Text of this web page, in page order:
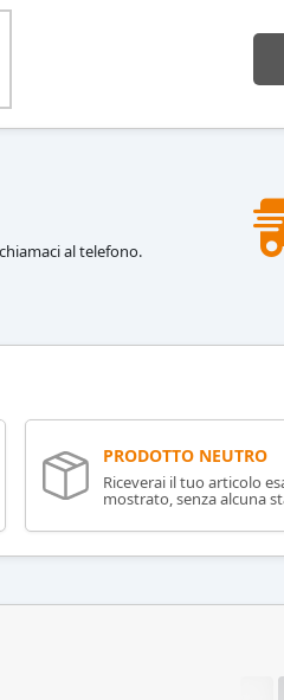
al telefono.
PRODOTTO NEUTRO
Riceverai il tuo articolo
mostrato, senza alcuna